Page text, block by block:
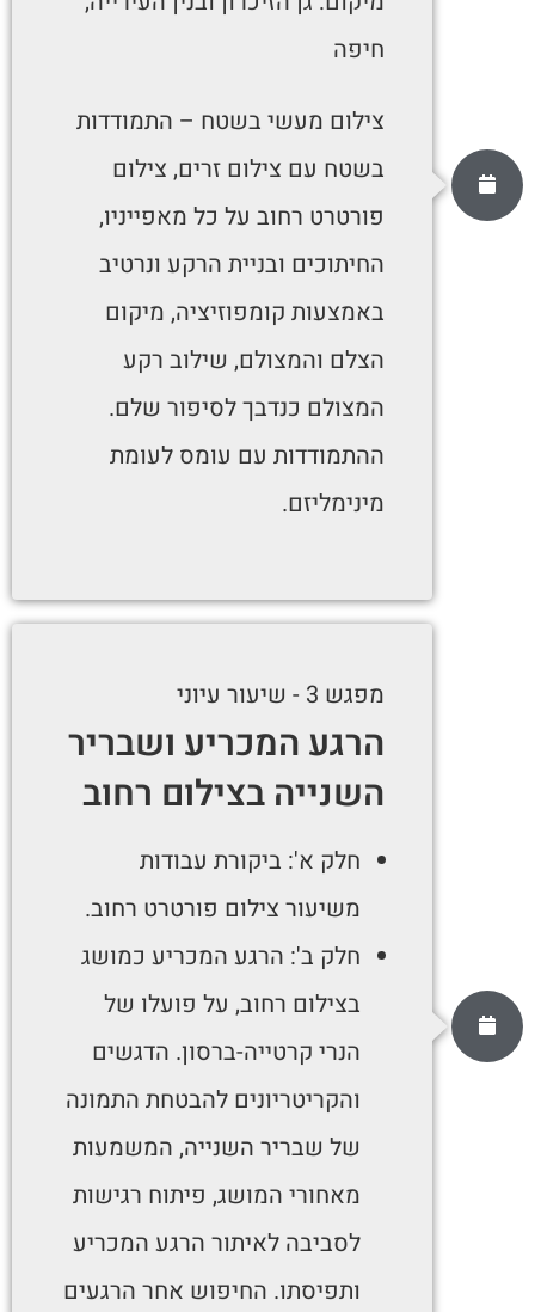
חיפה
צילום מעשי בשטח – התמודדות
בשטח עם צילום זרים, צילום
פורטרט רחוב על כל מאפייניו,
החיתוכים ובניית הרקע ונרטיב
באמצעות קומפוזיציה, מיקום
הצלם והמצולם, שילוב רקע
המצולם כנדבך לסיפור שלם.
ההתמודדות עם עומס לעומת
מינימליזם.
מפגש 3 - שיעור עיוני
הרגע המכריע ושבריר
השנייה בצילום רחוב
חלק א': ביקורת עבודות
משיעור צילום פורטרט רחוב.
חלק ב': הרגע המכריע כמושג
בצילום רחוב, על פועלו של
הנרי קרטייה-ברסון. הדגשים
והקריטריונים להבטחת התמונה
של שבריר השנייה, המשמעות
מאחורי המושג, פיתוח רגישות
לסביבה לאיתור הרגע המכריע
ותפיסתו. החיפוש אחר הרגעים